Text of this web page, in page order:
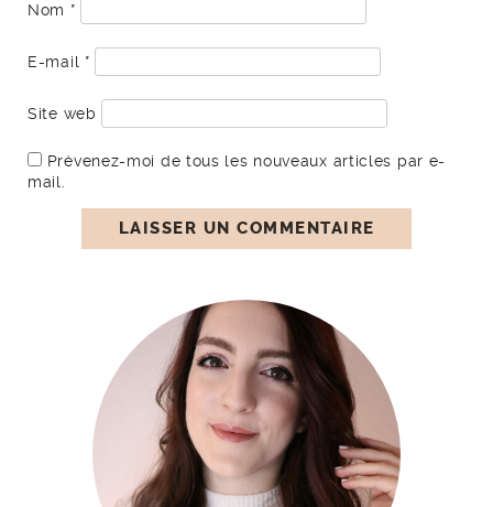
Nom *
E-mail *
Site web
Prévenez-moi de tous les nouveaux articles par e-
mail.